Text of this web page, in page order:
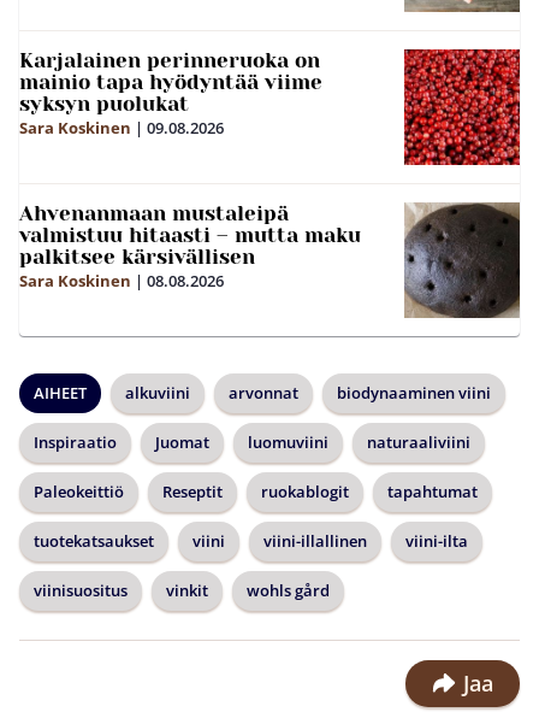
Karjalainen perinneruoka on
mainio tapa hyödyntää viime
syksyn puolukat
Sara Koskinen | 09.08.2026
Ahvenanmaan mustaleipä
valmistuu hitaasti – mutta maku
palkitsee kärsivällisen
Sara Koskinen | 08.08.2026
AIHEET alkuviini arvonnat biodynaaminen viini
Inspiraatio Juomat luomuviini naturaaliviini
Paleokeittiö Reseptit ruokablogit tapahtumat
tuotekatsaukset viini viini-illallinen viini-ilta
viinisuositus vinkit wohls gård
Jaa